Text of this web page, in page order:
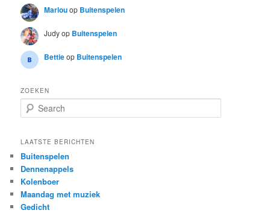
Marlouop Buitenspelen
Judyop Buitenspelen
Bettieop Buitenspelen
ZOEKEN
e
r
h
LAATSTE BERICHTEN
Buitenspelen
Dennenappels
Kolenboer
Maandag met muziek
Gedicht